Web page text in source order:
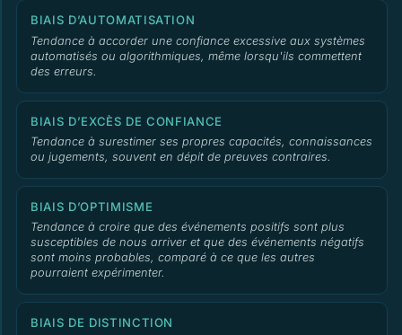
BIAIS D’AUTOMATISATION
Tendance à accorder une confiance excessive aux systèmes
automatisés ou algorithmiques, même lorsqu'ils commettent
des erreurs.
BIAIS D’EXCÈS DE CONFIANCE
Tendance à surestimer ses propres capacités, connaissances
ou jugements, souvent en dépit de preuves contraires.
BIAIS D’OPTIMISME
Tendance à croire que des événements positifs sont plus
susceptibles de nous arriver et que des événements négatifs
sont moins probables, comparé à ce que les autres
pourraient expérimenter.
BIAIS DE DISTINCTION